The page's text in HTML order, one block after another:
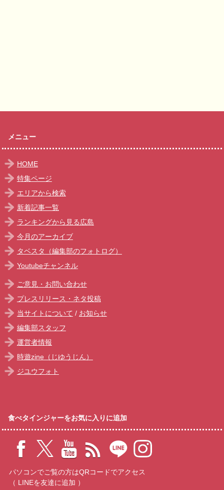
メニュー
HOME
特集ページ
エリアから検索
新着記事一覧
ランキングから見る広島
今月のアーカイブ
タベスタ（編集部のフォトログ）
Youtubeチャンネル
ご意見・お問い合わせ
プレスリリース・ネタ投稿
当サイトについて / お知らせ
編集部スタッフ
運営者情報
時遊zine（じゆうじん）
ジユウフォト
食べタインジャーをお気に入りに追加
パソコンでご覧の方はQRコードでアクセス
（ LINEを友達に追加 ）